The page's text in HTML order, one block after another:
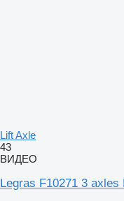
Lift Axle
43
ВИДЕО
Legras F10271 3 axles